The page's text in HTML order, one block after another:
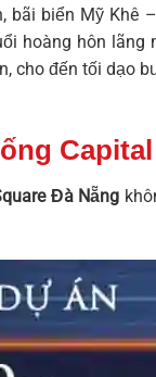
bãi biển Mỹ Khê
hoàng hôn
cho đến tối dạo
Đà Nẵng